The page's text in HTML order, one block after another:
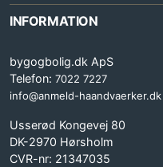
INFORMATION
bygogbolig.dk ApS
Telefon: 7022 7227
info@anmeld-haandvaerker.dk
Usserød Kongevej 80
DK-2970 Hørsholm
CVR-nr: 21347035